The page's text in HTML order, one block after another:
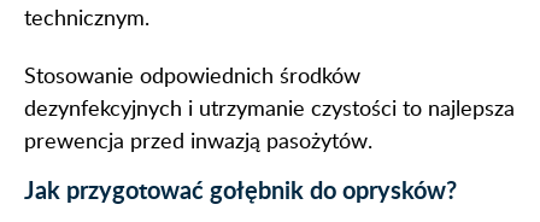
technicznym.
Stosowanie odpowiednich środków
dezynfekcyjnych i utrzymanie czystości to najlepsza
prewencja przed inwazją pasożytów.
Jak przygotować gołębnik do oprysków?